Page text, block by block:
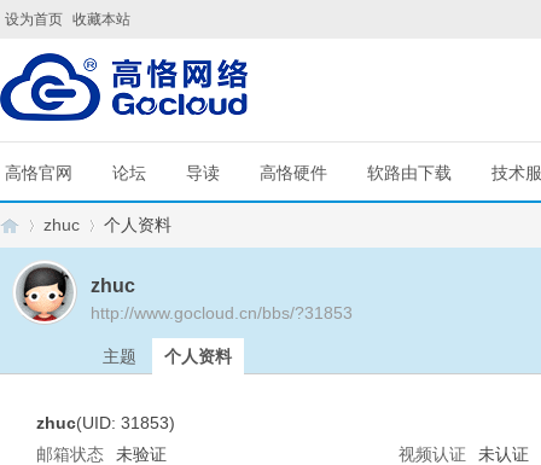
设为首页 收藏本站
高恪官网 论坛 导读 高恪硬件 软路由下载 技术
zhuc 个人资料
zhuc
http://www.gocloud.cn/bbs/?31853
主题 个人资料
zhuc(UID: 31853)
邮箱状态
未验证 视频认证 未认证